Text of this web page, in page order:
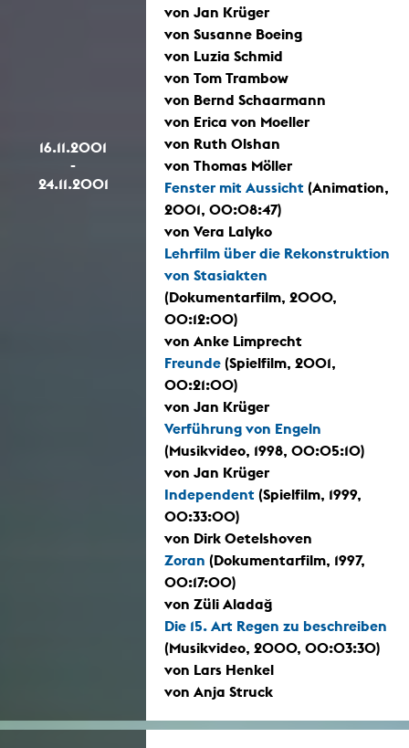
16.11.2001
-
24.11.2001
von Jan Krüger
von Susanne Boeing
von Luzia Schmid
von Tom Trambow
von Bernd Schaarmann
von Erica von Moeller
von Ruth Olshan
von Thomas Möller
Fenster mit Aussicht (Animation,
2001, 00:08:47)
von Vera Lalyko
Lehrfilm über die Rekonstruktion
von Stasiakten
(Dokumentarfilm, 2000,
00:12:00)
von Anke Limprecht
Freunde (Spielfilm, 2001,
00:21:00)
von Jan Krüger
Verführung von Engeln
(Musikvideo, 1998, 00:05:10)
von Jan Krüger
Independent (Spielfilm, 1999,
00:33:00)
von Dirk Oetelshoven
Zoran (Dokumentarfilm, 1997,
00:17:00)
von Züli Aladağ
Die 15. Art Regen zu beschreiben
(Musikvideo, 2000, 00:03:30)
von Lars Henkel
von Anja Struck